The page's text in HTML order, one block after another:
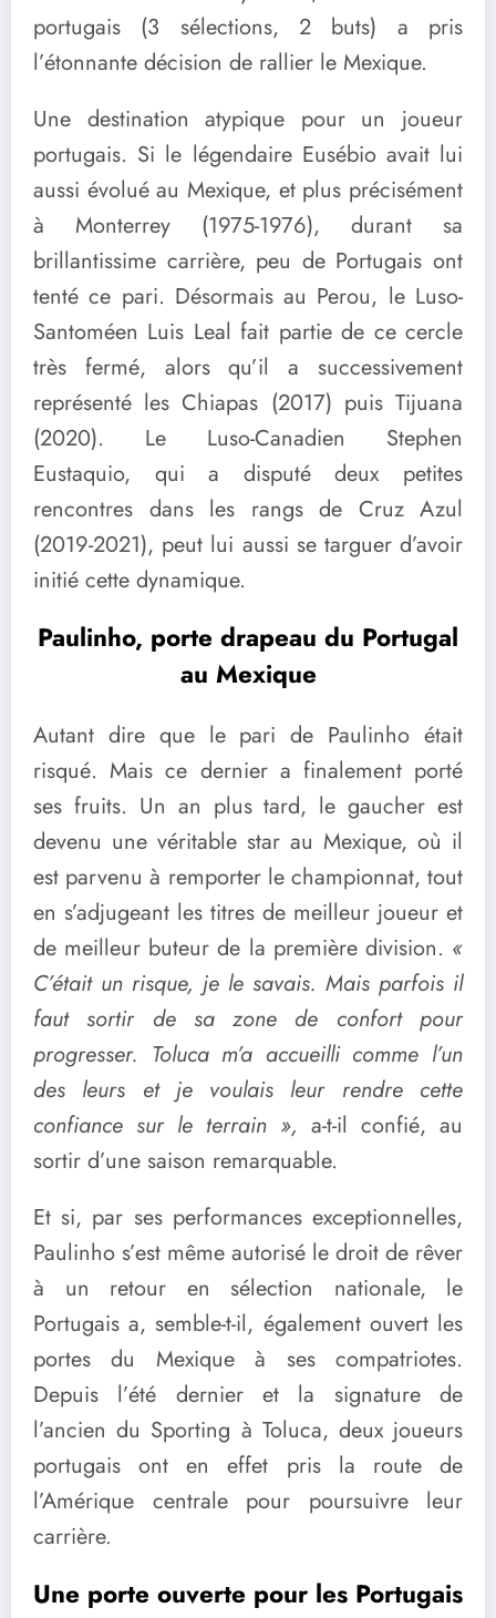
portugais (3 sélections, 2 buts) a pris
l’étonnante décision de rallier le Mexique.
Une destination atypique pour un joueur
portugais. Si le légendaire Eusébio avait lui
aussi évolué au Mexique, et plus précisément
à Monterrey (1975-1976), durant sa
brillantissime carrière, peu de Portugais ont
tenté ce pari. Désormais au Perou, le Luso-
Santoméen Luis Leal fait partie de ce cercle
très fermé, alors qu’il a successivement
représenté les Chiapas (2017) puis Tijuana
(2020). Le Luso-Canadien Stephen
Eustaquio, qui a disputé deux petites
rencontres dans les rangs de Cruz Azul
(2019-2021), peut lui aussi se targuer d’avoir
initié cette dynamique.
Paulinho, porte drapeau du Portugal
au Mexique
Autant dire que le pari de Paulinho était
risqué. Mais ce dernier a finalement porté
ses fruits. Un an plus tard, le gaucher est
devenu une véritable star au Mexique, où il
est parvenu à remporter le championnat, tout
en s’adjugeant les titres de meilleur joueur et
de meilleur buteur de la première division. «
C’était un risque, je le savais. Mais parfois il
faut sortir de sa zone de confort pour
progresser. Toluca m’a accueilli comme l’un
des leurs et je voulais leur rendre cette
confiance sur le terrain », a-t-il confié, au
sortir d’une saison remarquable.
Et si, par ses performances exceptionnelles,
Paulinho s’est même autorisé le droit de rêver
à un retour en sélection nationale, le
Portugais a, semble-t-il, également ouvert les
portes du Mexique à ses compatriotes.
Depuis l’été dernier et la signature de
l’ancien du Sporting à Toluca, deux joueurs
portugais ont en effet pris la route de
l’Amérique centrale pour poursuivre leur
carrière.
Une porte ouverte pour les Portugais